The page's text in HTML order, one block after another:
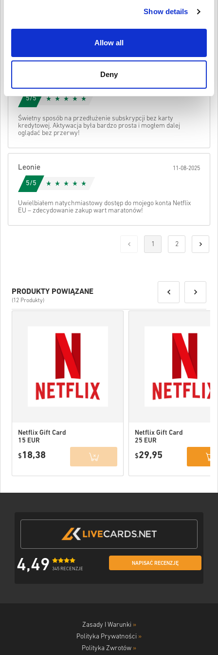
Show details
Allow all
Deny
Super, dodałem to do swojego konta Netflix i obejrzałem cały
5/5
Świetny sposób na przedłużenie subskrypcji bez karty
kredytowej. Aktywacja była bardzo prosta i mogłem dalej
oglądać bez przerwy!
Leonie 11-08-2025
5/5
Uwielbiałem natychmiastowy dostęp do mojego konta Netflix
EU – zdecydowanie zakup wart maratonów!
1 2
PRODUKTY POWIĄZANE
(12 Produkty)
Netflix Gift Card
15 EUR
$ 18,38
Netflix Gift Card
25 EUR
$29,95
4,49 345 RECENZJE
NAPISAĆ RECENZJĘ
Zasady I Warunki »
Polityka Prywatności »
Polityka Zwrotów »